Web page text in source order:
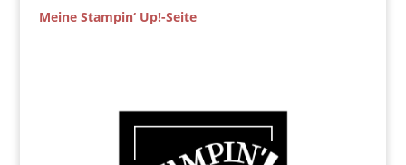
Meine Stampin‘ Up!-Seite